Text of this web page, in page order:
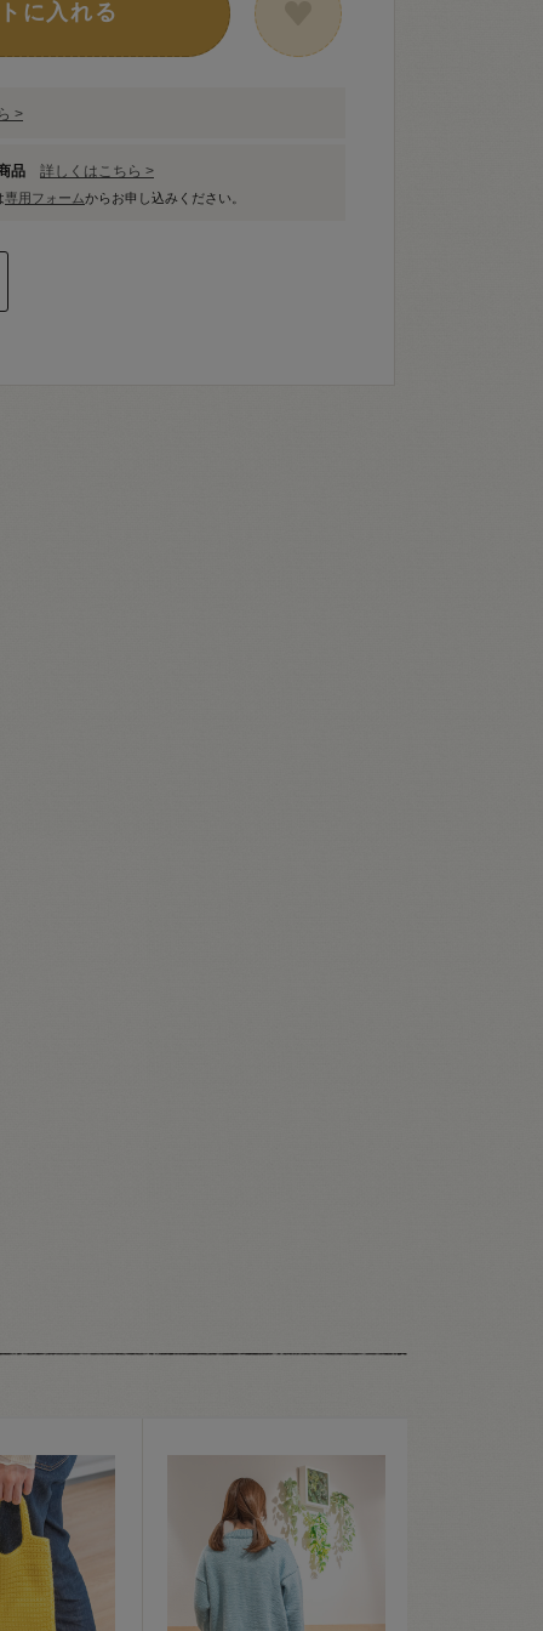
に入れる
>
品 詳しくはこちら >
専用フォームからお申し込みください。